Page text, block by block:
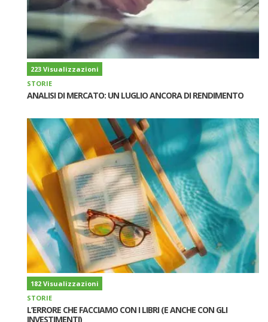
223 Visualizzazioni
STORIE
ANALISI DI MERCATO: UN LUGLIO ANCORA DI RENDIMENTO
182 Visualizzazioni
STORIE
L’ERRORE CHE FACCIAMO CON I LIBRI (E ANCHE CON GLI
INVESTIMENTI)